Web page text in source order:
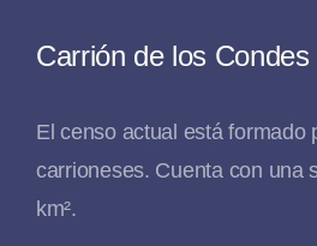
Carrión de los Condes
El censo actual está formado
carrioneses. Cuenta con una
km².